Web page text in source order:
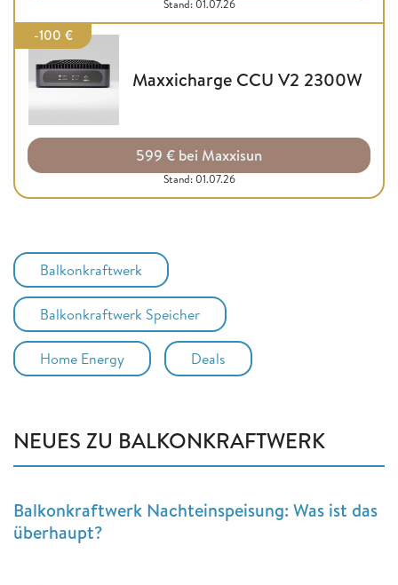
Stand: 01.07.26
-100 €
Maxxicharge CCU V2 2300W
599 € bei Maxxisun
Stand: 01.07.26
Balkonkraftwerk
Balkonkraftwerk Speicher
Home Energy Deals
NEUES ZU BALKONKRAFTWERK
Balkonkraftwerk Nachteinspeisung: Was ist das
überhaupt?